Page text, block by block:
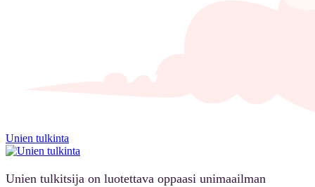
Unien tulkinta
Unien tulkitsija on luotettava oppaasi unimaailman